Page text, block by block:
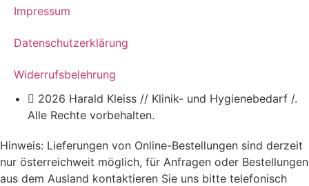
2026 Harald Kleiss // Klinik- und Hygienebedarf /.
Alle Rechte vorbehalten.
Hinweis: Lieferungen von Online-Bestellungen sind derzeit
nur österreichweit möglich, für Anfragen oder Bestellungen
aus dem Ausland kontaktieren Sie uns bitte telefonisch
Impressum
Datenschutzerklärung
Widerrufsbelehrung